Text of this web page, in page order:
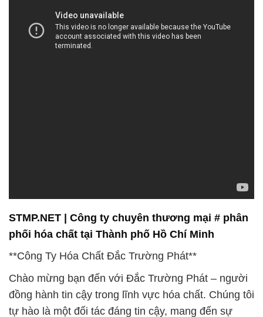
phẩm hóa chất. Với cam kết đưa đến khách hàng
sự tin cậy và hài lòng, chúng tôi hướng tới mục tiêu
không ngừng nâng cao chất lượng và đa dạng hóa
danh mục sản phẩm.
**Chất Lượng và Tin Cậy**
Chúng tôi hiểu rằng chất lượng là yếu tố quyết định
sự thành công. Vì vậy, chúng tôi không ngừng nỗ